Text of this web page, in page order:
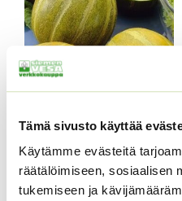
Tämä sivusto käyttää
Käytämme evästeitä
räätälöimiseen, sosiaalisen
tukemiseen ja
Avomaankurkku Lemon
Apple
3,75€ – 15,00€ Sisältää